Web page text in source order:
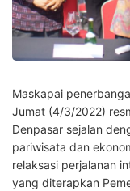
Maskapai
Jumat (4/3/2022)
Denpasar sejalan
pariwisata dan
relaksasi perjalanan
yang diterapkan